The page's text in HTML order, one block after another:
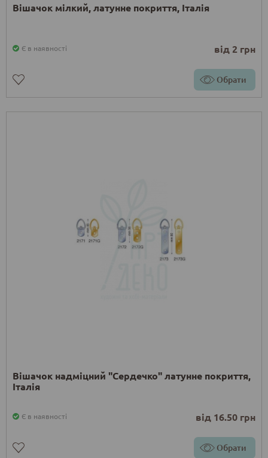
Вішачок мілкий, латунне покриття, Італія
Є в наявності від 2 грн
Обрати
Вішачок надміцний "Сердечко" латунне покриття,
Італія
Є в наявності від 16.50 грн
Обрати